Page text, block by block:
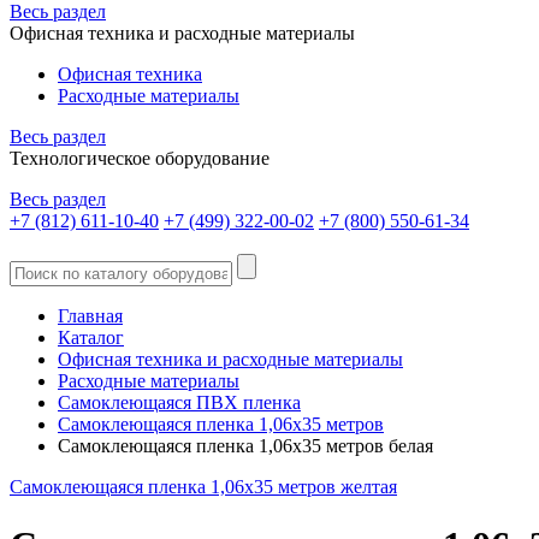
Весь раздел
Офисная техника и расходные материалы
Офисная техника
Расходные материалы
Весь раздел
Технологическое оборудование
Весь раздел
+7 (812) 611-10-40 +7 (499) 322-00-02 +7 (800) 550-61-34
Главная
Каталог
Офисная техника и расходные материалы
Расходные материалы
Самоклеющаяся ПВХ пленка
Самоклеющаяся пленка 1,06х35 метров
Самоклеющаяся пленка 1,06х35 метров белая
Самоклеющаяся пленка 1,06х35 метров желтая